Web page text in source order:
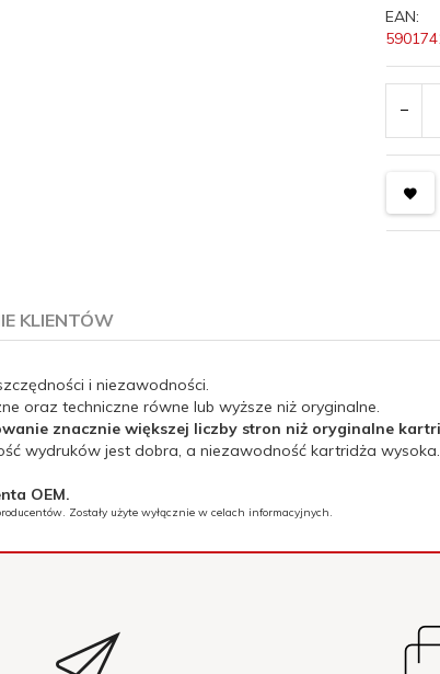
EAN:
KLIENTÓW
i niezawodności.
oraz techniczne równe lub wyższe niż oryginalne.
znacznie większej liczby stron niż oryginalne
wydruków jest dobra, a niezawodność kartridża
OEM.
Zostały użyte wyłącznie w celach informacyjnych.